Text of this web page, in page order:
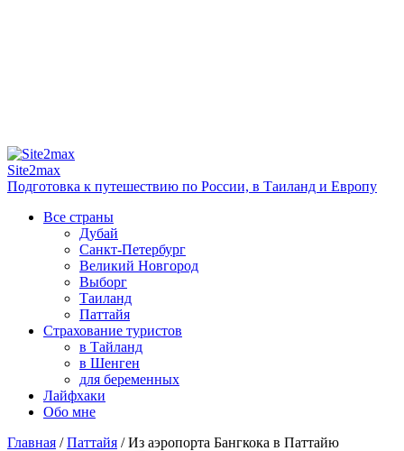
Site2max
Подготовка к путешествию по России, в Таиланд и Европу
Все страны
Дубай
Санкт-Петербург
Великий Новгород
Выборг
Таиланд
Паттайя
Страхование туристов
в Тайланд
в Шенген
для беременных
Лайфхаки
Обо мне
Главная / Паттайя / Из аэропорта Бангкока в Паттайю